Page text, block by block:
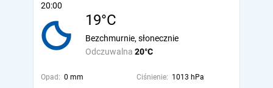
20:00
19°C
Odczuwalna 20°C
Bezchmurnie, słonecznie
Opad: 0 mm Ciśnienie: 1013 hPa